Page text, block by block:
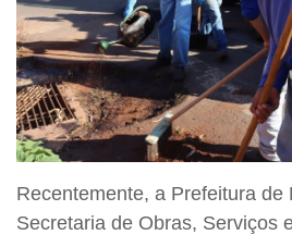
Recentemente, a Prefeitura de
Secretaria de Obras, Serviços